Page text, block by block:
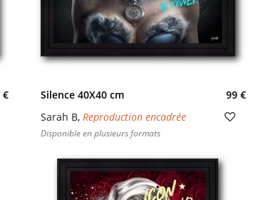
€
Silence 40X40 cm
99 €
Sarah B, Reproduction encadrée
Disponible en plusieurs formats